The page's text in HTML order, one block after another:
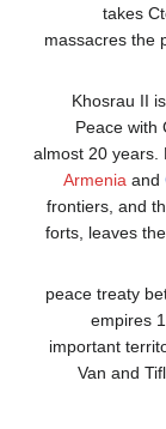
takes
massacres the
Khosrau II
Peace with
almost 20 years.
Armenia and
frontiers, and
forts, leaves
- peace treaty
empires
important
Van and